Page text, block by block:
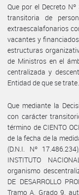
Que por el Decreto
transitoria de
extraescalafonarios
vacantes y
estructuras
de Ministros en el
centralizada y
Entidad de que se trate.
Que mediante la
con carácter
término de CIENTO
de la fecha de la
(D.N.I. Nº
INSTITUTO
organismo
DE DESARROLLO
Tramo A, Grado 9,